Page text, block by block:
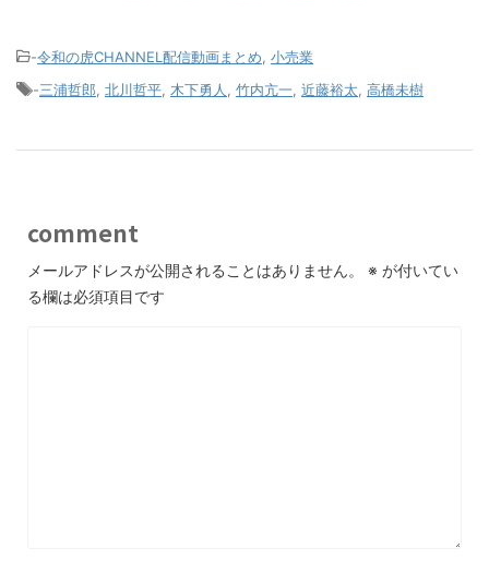
-令和の虎CHANNEL配信動画まとめ, 小売業
-三浦哲郎, 北川哲平, 木下勇人, 竹内亢一, 近藤裕太, 高橋未樹
comment
メールアドレスが公開されることはありません。 ※ が付いてい
る欄は必須項目です